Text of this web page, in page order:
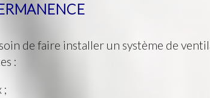
de faire installer un système de
:
;